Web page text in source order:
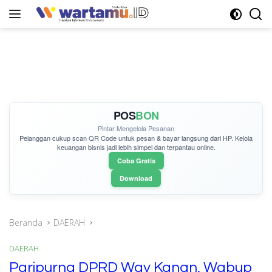
POSBON
Pintar Mengelola Pesanan
Pelanggan cukupscan QR Codeuntuk pesan & bayar langsung dari HP. Kelola
keuangan bisnis jadi lebih simpel dan terpantau online.
Coba Gratis
Download
Beranda DAERAH
DAERAH
Paripurna DPRD Way Kanan, Wabup